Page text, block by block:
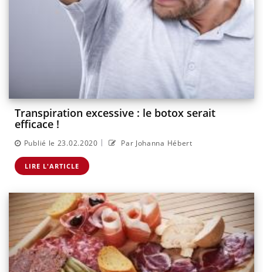
Transpiration excessive : le botox serait
efficace !
Publié le 23.02.2020 | Par Johanna Hébert
LIRE L'ARTICLE